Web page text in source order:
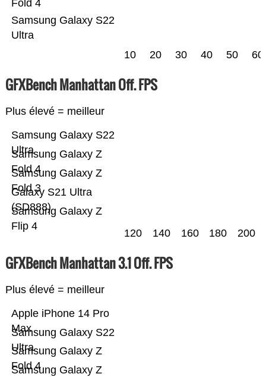
Samsung Galaxy S22
Ultra
Fold 4
10 20 30 40 50 60
GFXBench Manhattan Off. FPS
Plus élevé = meilleur
Samsung Galaxy Z
Flip 4
Galaxy S21 Ultra
(SD888)
Samsung Galaxy Z
Fold 3
Samsung Galaxy Z
Fold 4
Samsung Galaxy S22
Ultra
120 140 160 180 200
GFXBench Manhattan 3.1 Off. FPS
Plus élevé = meilleur
Samsung Galaxy Z
Samsung Galaxy Z
Fold 4
Samsung Galaxy S22
Ultra
Apple iPhone 14 Pro
Max